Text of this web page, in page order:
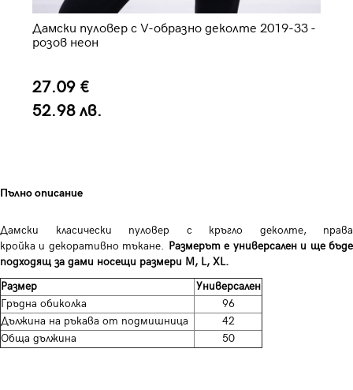
Дамски пуловер с V-образно деколте 2019-33 -
розов неон
27.09 €
52.98 лв.
Пълно описание
Дамски класически пуловер с кръгло деколте, права
кройка и декоративно тъкане. Размерът е универсален и ще бъде
подходящ за дами носещи размери M, L, XL.
Размер
Универсален
Гръдна обиколка
96
Дължина на ръкава от подмишница
42
Обща дължина
50